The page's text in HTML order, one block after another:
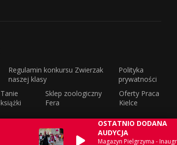
OSTATNIO DODANA
AUDYCJA
Magazyn Pielgrzyma -
Regulamin konkursu Zwierzak
naszej klasy
Polityka
prywatności
Tanie
książki
Sklep zoologiczny
Fera
Oferty Praca
Kielce